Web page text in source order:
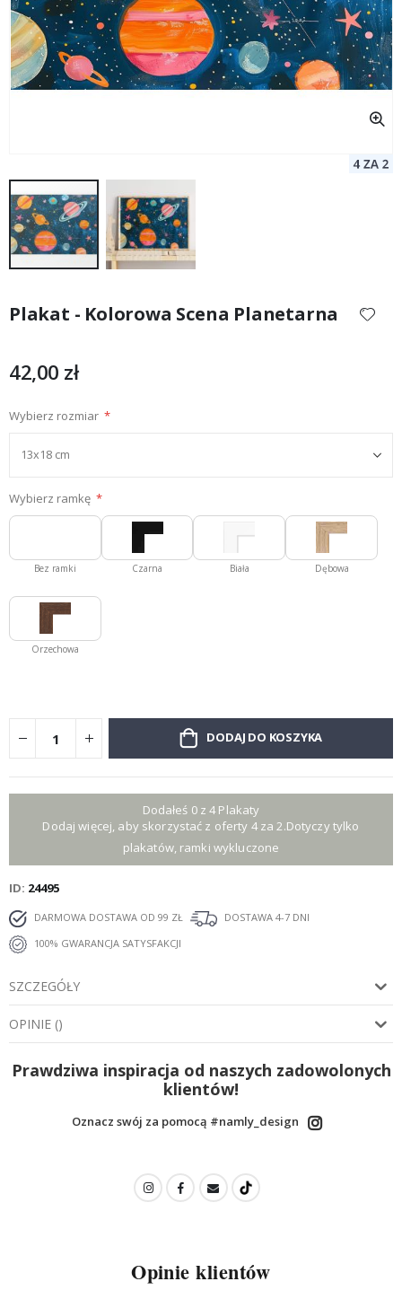
początek
Plakat - Kolorowa Scena Planetarna
42,00 zł
Wybierz rozmiar
Wybierz ramkę
Bez ramki Czarna Biała Dębowa
Orzechowa
DODAJ DO KOSZYKA
Dodałeś 0 z 4 Plakaty
Dodaj więcej, aby skorzystać z oferty 4 za 2.Dotyczy tylko
plakatów, ramki wykluczone
ID 24495
DARMOWA DOSTAWA OD 99 ZŁ
DOSTAWA 4-7 DNI
100% GWARANCJA SATYSFAKCJI
SZCZEGÓŁY
OPINIE ()
Prawdziwa inspiracja od naszych zadowolonych
klientów!
Oznacz swój za pomocą #namly_design
Opinie klientów